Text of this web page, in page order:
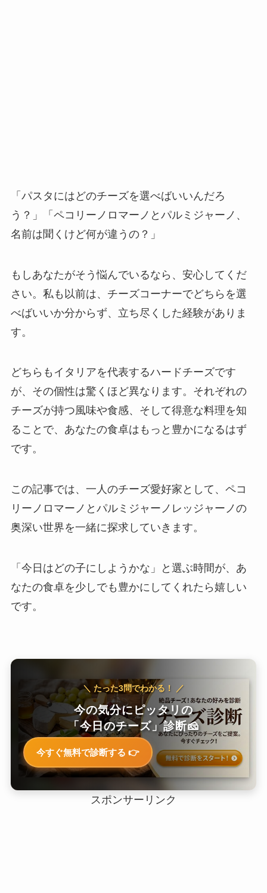
「パスタにはどのチーズを選べばいいんだろ
う？」「ペコリーノロマーノとパルミジャーノ、
名前は聞くけど何が違うの？」
もしあなたがそう悩んでいるなら、安心してくだ
さい。私も以前は、チーズコーナーでどちらを選
べばいいか分からず、立ち尽くした経験がありま
す。
どちらもイタリアを代表するハードチーズです
が、その個性は驚くほど異なります。それぞれの
チーズが持つ風味や食感、そして得意な料理を知
ることで、あなたの食卓はもっと豊かになるはず
です。
この記事では、一人のチーズ愛好家として、ペコ
リーノロマーノとパルミジャーノレッジャーノの
奥深い世界を一緒に探求していきます。
「今日はどの子にしようかな」と選ぶ時間が、あ
なたの食卓を少しでも豊かにしてくれたら嬉しい
です。
＼ たった3問でわかる！ ／
今の気分にピッタリの
「今日のチーズ」診断🧀
今すぐ無料で診断する 👉
スポンサーリンク